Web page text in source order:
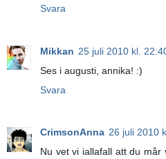
Svara
Mikkan 25 juli 2010 kl.
Ses i augusti, annika! :)
Svara
CrimsonAnna 26 juli 2010
Nu vet vi iallafall att du